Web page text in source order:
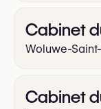
Cabinet
Woluwe-
Cabinet